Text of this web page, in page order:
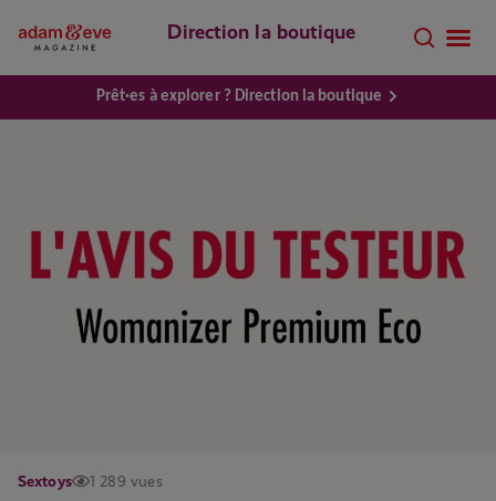
Direction la boutique
Prêt·es à explorer ? Direction la boutique
Sextoys 1 289 vues